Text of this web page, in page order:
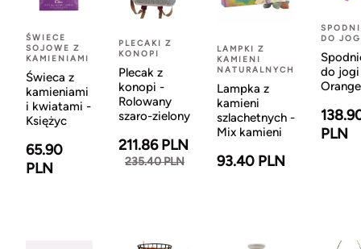
ŚWIECE
SOJOWE Z
KAMIENIAMI
Świeca z
kamieniami
i kwiatami -
Księżyc
65.90
PLN
PLECAKI Z
KONOPI
Plecak z
konopi -
Rolowany
szaro-zielony
211.86 PLN
235.40 PLN
LAMPKI Z
KAMIENI
NATURALNYCH
Lampka z
kamieni
szlachetnych -
Mix kamieni
93.40 PLN
DO
do
Orange
PLN